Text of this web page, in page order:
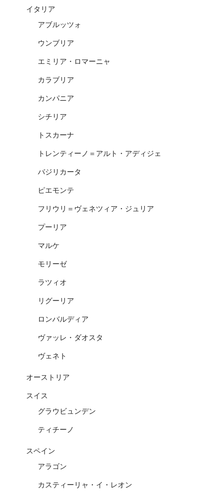
イタリア
アブルッツォ
ウンブリア
エミリア・ロマーニャ
カラブリア
カンパニア
シチリア
トスカーナ
トレンティーノ＝アルト・アディジェ
バジリカータ
ピエモンテ
フリウリ＝ヴェネツィア・ジュリア
プーリア
マルケ
モリーゼ
ラツィオ
リグーリア
ロンバルディア
ヴァッレ・ダオスタ
ヴェネト
オーストリア
スイス
グラウビュンデン
ティチーノ
スペイン
アラゴン
カスティーリャ・イ・レオン